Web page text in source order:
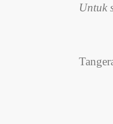
Untuk